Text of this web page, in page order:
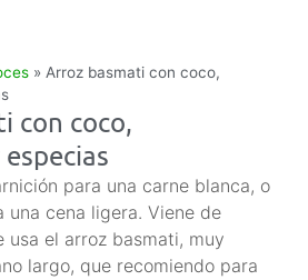
» Arroz basmati con coco,
con coco,
para una carne blanca, o
una cena ligera. Viene de
usa el arroz basmati, muy
largo, que recomiendo para